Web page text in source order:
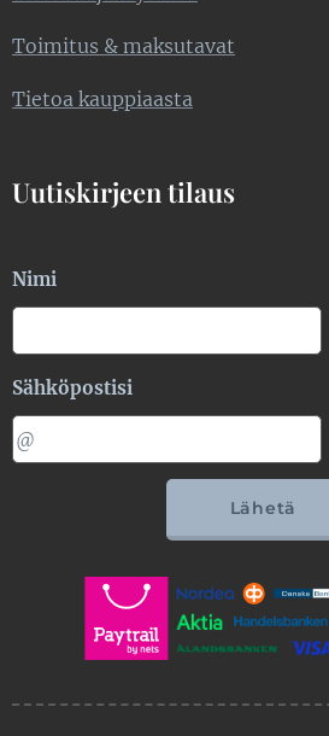
Toimitus & maksutavat
Tietoa kauppiaasta
Uutiskirjeen tilaus
Nimi
Sähköpostisi
Lähetä